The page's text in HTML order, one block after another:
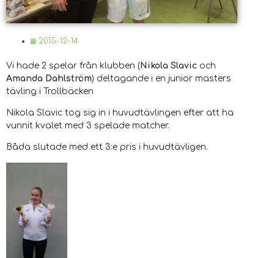
2015-12-14
Vi hade 2 spelar från klubben (Nikola Slavic och
Amanda Dahlström) deltagande i en junior masters
tävling i Trollbäcken
Nikola Slavic tog sig in i huvudtävlingen efter att ha
vunnit kvalet med 3 spelade matcher.
Båda slutade med ett 3:e pris i huvudtävligen.